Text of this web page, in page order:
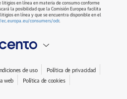
litigios en línea en materia de consumo conforme
la posibilidad que la Comisión Europea facilita
en línea y que se encuentra disponible en el
consumers/odr.
de uso
Política de privacidad
web Política de cookies